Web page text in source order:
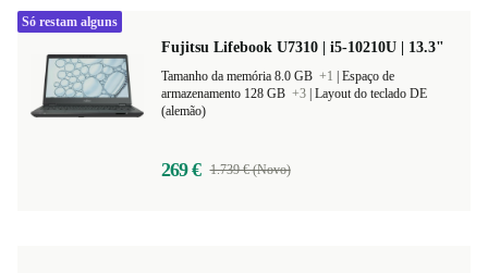
Fujitsu Lifebook U7310 | i5-10210U | 13.3"
Tamanho da memória 8.0 GB +1
Espaço de
armazenamento 128 GB +3 Layout do teclado DE
(alemão)
269 € 1.739 € (Novo)
Só restam alguns